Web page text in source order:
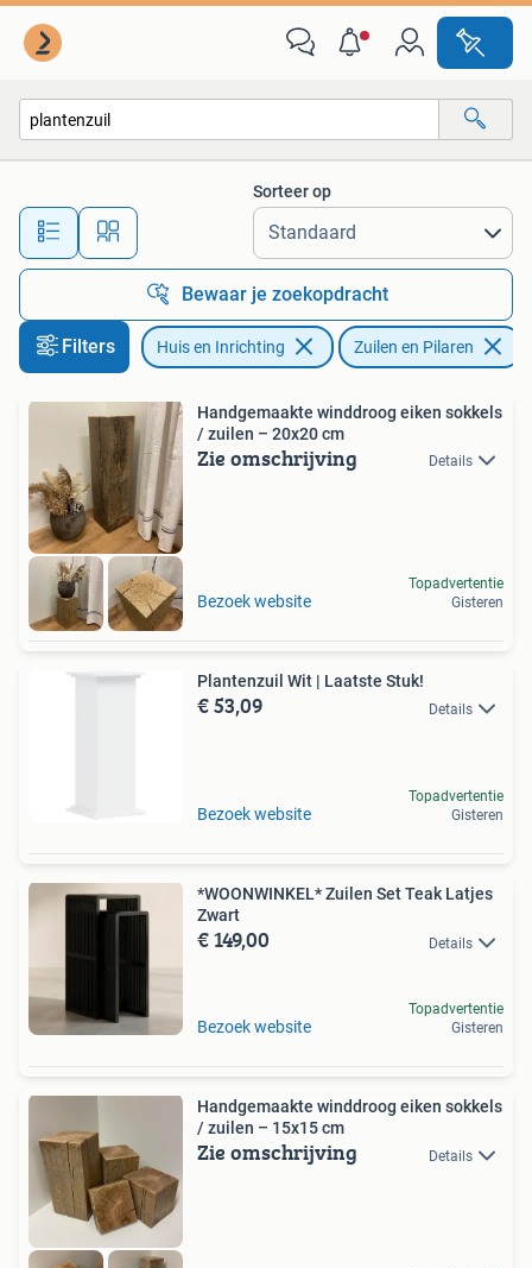
Alle afstanden…
Sorteer op
Bewaar je zoekopdracht
Filters Huis en Inrichting Zuilen en Pilaren
Handgemaakte winddroog eiken sokkels
/ zuilen – 20x20 cm
Zie omschrijving Details
Bezoek website
Topadvertentie
Gisteren
Plantenzuil Wit | Laatste Stuk!
€ 53,09 Details
Bezoek website
Topadvertentie
Gisteren
*WOONWINKEL* Zuilen Set Teak Latjes
Zwart
€ 149,00 Details
Bezoek website
Topadvertentie
Gisteren
Handgemaakte winddroog eiken sokkels
/ zuilen – 15x15 cm
Zie omschrijving Details